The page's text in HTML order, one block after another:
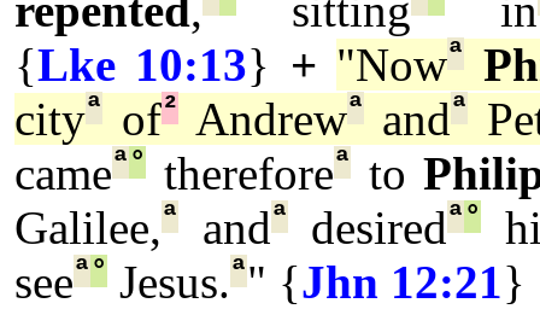
{Lke 10:13} + "Nowª
cityª of²Andrewª andª
cameª° thereforeªto
Galilee,ª andªdesiredª°
seeª° Jesus.ª" {Jhn 12:21}